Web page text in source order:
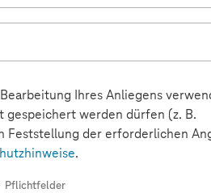
Ihres Anliegens
werden dürfen (z. B.
Feststellung der erforderlichen
.
Pflichtfelder